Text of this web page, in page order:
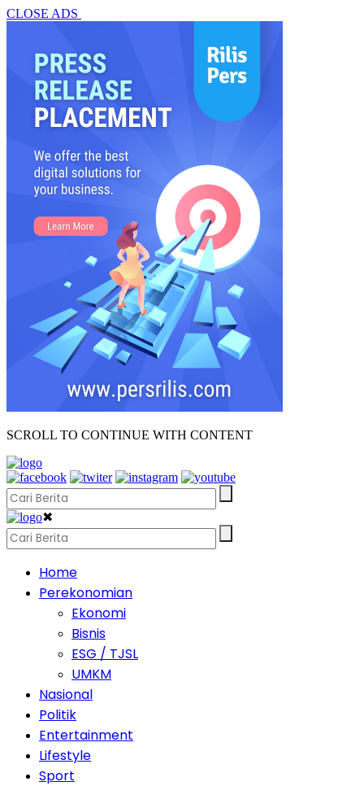
CLOSE ADS
SCROLL TO CONTINUE WITH CONTENT
✖
Home
Perekonomian
Ekonomi
Bisnis
ESG / TJSL
UMKM
Nasional
Politik
Entertainment
Lifestyle
Sport